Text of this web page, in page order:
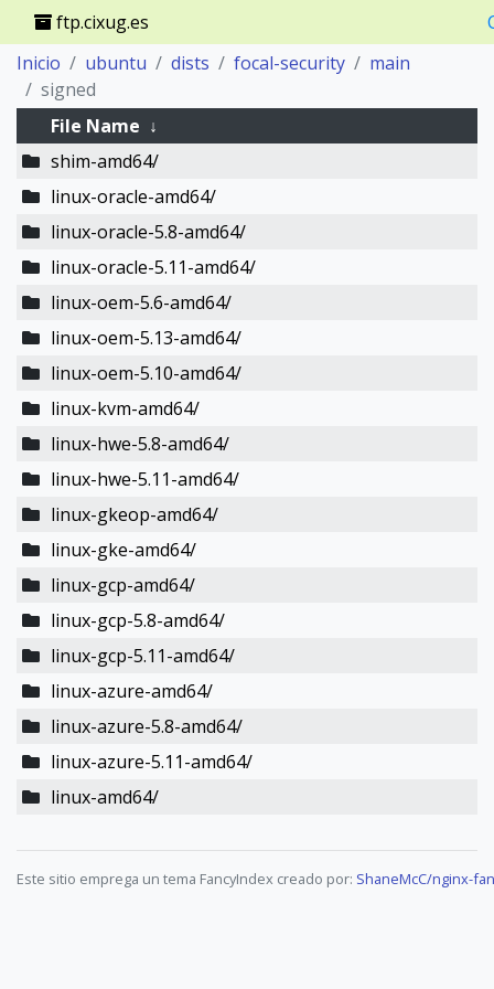
ftp.cixug.es
Inicio
ubuntu dists focal-security
main
signed
File Name ↓
shim-amd64/
linux-oracle-amd64/
linux-oracle-5.8-amd64/
linux-oracle-5.11-amd64/
linux-oem-5.6-amd64/
linux-oem-5.13-amd64/
linux-oem-5.10-amd64/
linux-kvm-amd64/
linux-hwe-5.8-amd64/
linux-hwe-5.11-amd64/
linux-gkeop-amd64/
linux-gke-amd64/
linux-gcp-amd64/
linux-gcp-5.8-amd64/
linux-gcp-5.11-amd64/
linux-azure-amd64/
linux-azure-5.8-amd64/
linux-azure-5.11-amd64/
linux-amd64/
Este sitio emprega un tema FancyIndex creado por: ShaneMcC/nginx-